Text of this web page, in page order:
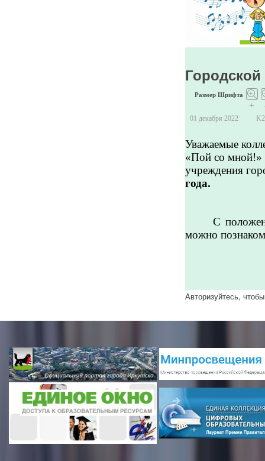
Размер Шрифта
+
01 декабря 2022
Уважаемые
«Пой со мной!»
учреждения
года.
С
можно
Авторизуйтесь,